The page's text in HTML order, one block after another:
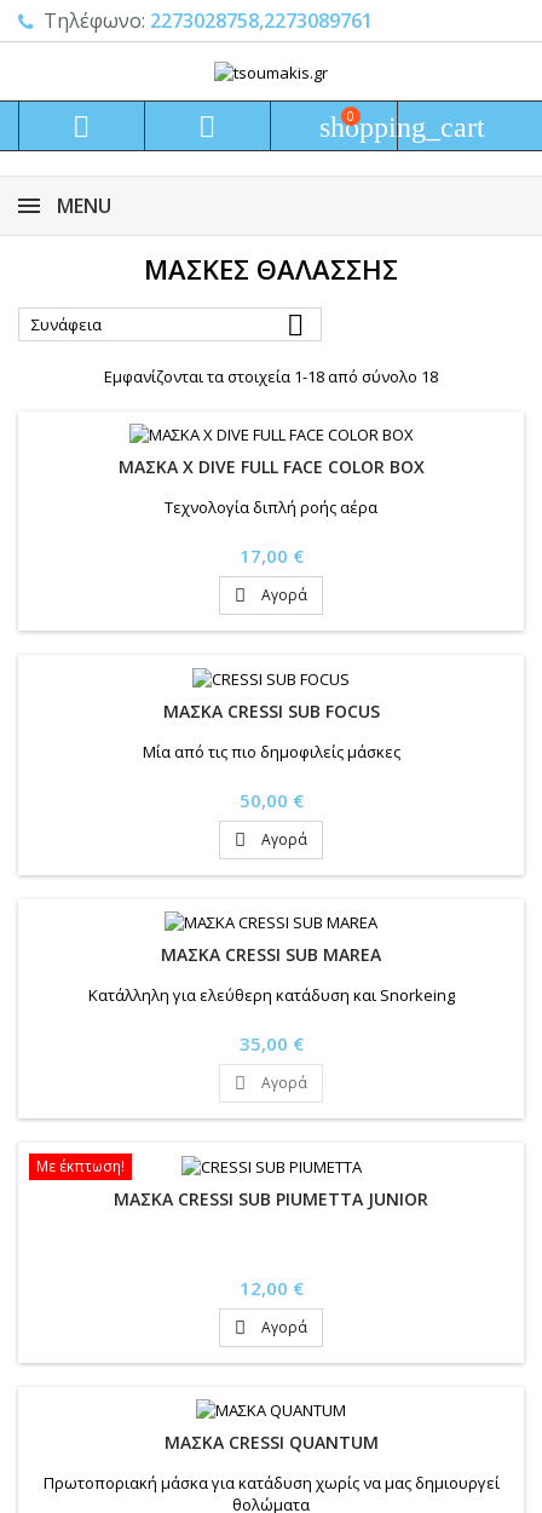
Τηλέφωνο: 2273028758,2273089761
  shopping_cart
0
MENU
ΜΆΣΚΕΣ ΘΑΛΆΣΣΗΣ
Συνάφεια 
Εμφανίζονται τα στοιχεία 1-18 από σύνολο 18
ΜΑΣΚΑ X DIVE FULL FACE COLOR BOX
Τεχνολογία διπλή ροής αέρα
Τιμή
17,00 €
 Αγορά
ΜΑΣΚΑ CRESSI SUB FOCUS
Μία από τις πιο δημοφιλείς μάσκες
Τιμή
50,00 €
 Αγορά
ΜΑΣΚΑ CRESSI SUB MAREA
Κατάλληλη για ελεύθερη κατάδυση και Snorkeing
Τιμή
35,00 €
 Αγορά
Με έκπτωση!
ΜΑΣΚΑ CRESSI SUB PIUMETTA JUNIOR
Τιμή
12,00 €
 Αγορά
ΜΑΣΚΑ CRESSI QUANTUM
Πρωτοποριακή μάσκα για κατάδυση χωρίς να μας δημιουργεί
θολώματα